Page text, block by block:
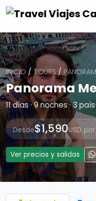
INICIO / TOURS/
Panorama
11 días · 9 noches · 3
Desde$1,590USD
Ver precios y salidas